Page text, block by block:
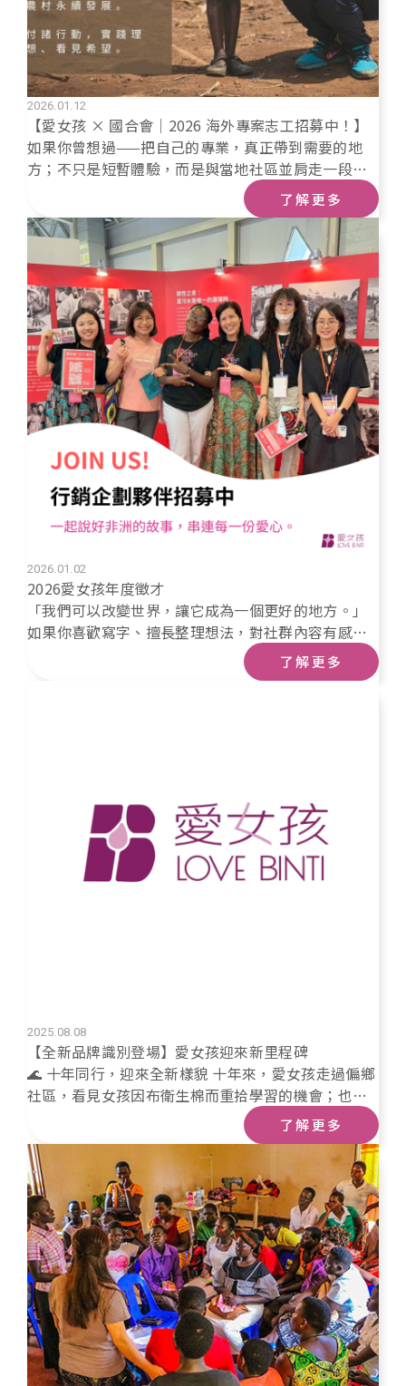
2026.01.12
【愛女孩 × 國合會｜2026 海外專案志工招募中！】
如果你曾想過——把自己的專業，真正帶到需要的地
方；不只是短暫體驗，而是與當地社區並肩走一段
路。愛女孩長期與 國合會（TaiwanICDF）海外服務
工作團合作，在烏干達推動農村發展與社區工作，用
一年時間，把農業、教育、資訊、行銷、醫療等專
業，轉化成實際改變生活的力量。
了解更多
2026.01.02
2026愛女孩年度徵才
「我們可以改變世界，讓它成為一個更好的地方。」
如果你喜歡寫字、擅長整理想法，對社群內容有感
覺，那這份工作，可能正適合你。我們正在找一位行
銷夥伴，和我們一起把關懷變成行動。歡迎你一起加
了解更多
2025.08.08
【全新品牌識別登場】愛女孩迎來新里程碑
🌊 十年同行，迎來全新樣貌 十年來，愛女孩走過偏鄉
社區，看見女孩因布衛生棉而重拾學習的機會；也走
過乾涸大地，將乾淨水源帶進村莊。一路走來，愛女
孩始終相信：改變，是一點一滴累積而成的。因此，
我們決定將這份信念，化為新的品牌標誌。
了解更多